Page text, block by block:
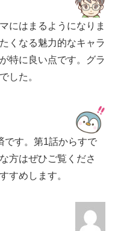
にはまるようになりま
くなる魅力的なキャラ
特に良い点です。グラ
した。
です。第1話からすで
方はぜひご覧くださ
すめします。